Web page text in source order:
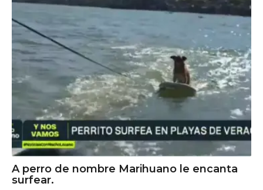
A perro de nombre Marihuano le encanta
surfear.